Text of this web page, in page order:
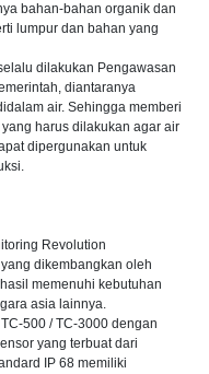
bahan-bahan organik dan
lumpur dan bahan yang
dilakukan Pengawasan
diantaranya
air. Sehingga memberi
harus dilakukan agar air
dipergunakan untuk
Revolution
dikembangkan oleh
memenuhi kebutuhan
asia lainnya.
500 / TC-3000 dengan
yang terbuat dari
IP 68 memiliki